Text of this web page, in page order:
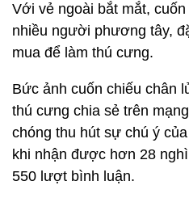
Với vẻ ngoài bắt mắt,
nhiều người phương tây,
mua để làm thú cưng.
Bức ảnh cuốn chiếu chân
thú cưng chia sẻ trên
chóng thu hút sự chú ý
khi nhận được hơn 28
550 lượt bình luận.